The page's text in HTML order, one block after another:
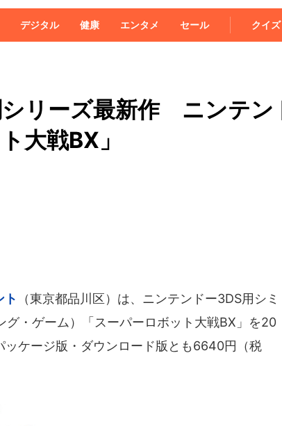
デジタル 健康 エンタメ セール クイズ
リーズ最新作 ニンテン
大戦BX」
ト
（東京都品川区）は、ニンテンドー3DS用シミ
グ・ゲーム）「スーパーロボット大戦BX」を20
ケージ版・ダウンロード版とも6640円（税